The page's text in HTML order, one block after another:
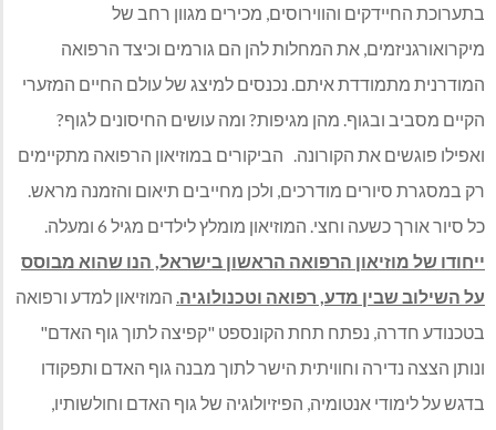
בתערוכת החיידקים והווירוסים, מכירים מגוון רחב של
מיקרואורגניזמים, את המחלות להן הם גורמים וכיצד הרפואה
המודרנית מתמודדת איתם. נכנסים למיצג של עולם החיים המזערי
הקיים מסביב ובגוף. מהן מגיפות? ומה עושים החיסונים לגוף?
ואפילו פוגשים את הקורונה. הביקורים במוזיאון הרפואה מתקיימים
רק במסגרת סיורים מודרכים, ולכן מחייבים תיאום והזמנה מראש.
כל סיור אורך כשעה וחצי. המוזיאון מומלץ לילדים מגיל 6 ומעלה.
ייחודו של מוזיאון הרפואה הראשון בישראל, הנו שהוא מבוסס
על השילוב שבין מדע, רפואה וטכנולוגיה. המוזיאון למדע ורפואה
בטכנודע חדרה, נפתח תחת הקונספט "קפיצה לתוך גוף האדם"
ונותן הצצה נדירה וחוויתית הישר לתוך מבנה גוף האדם ותפקודו
בדגש על לימודי אנטומיה, הפיזיולוגיה של גוף האדם וחולשותיו,